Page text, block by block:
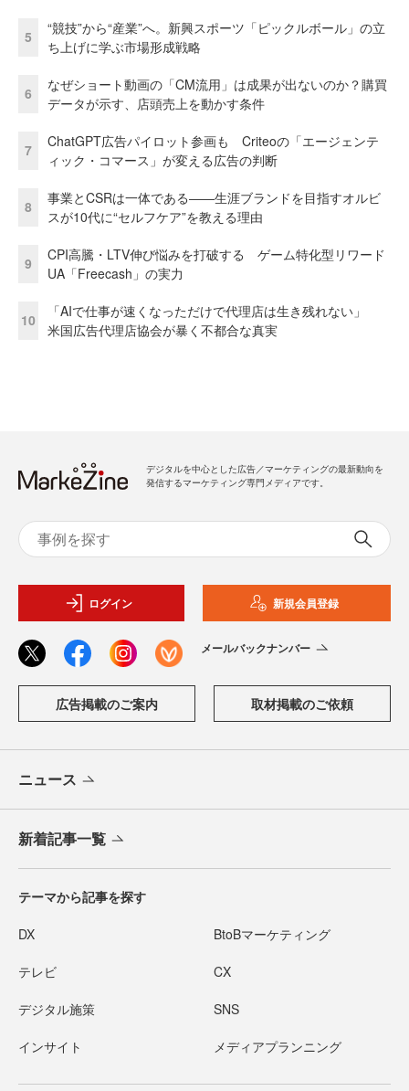
5
“競技”から“産業”へ。新興スポーツ「ピックルボール」の立
ち上げに学ぶ市場形成戦略
6
なぜショート動画の「CM流用」は成果が出ないのか？購買
データが示す、店頭売上を動かす条件
7
ChatGPT広告パイロット参画も Criteoの「エージェンテ
ィック・コマース」が変える広告の判断
8
事業とCSRは一体である――生涯ブランドを目指すオルビ
スが10代に“セルフケア”を教える理由
9
CPI高騰・LTV伸び悩みを打破する ゲーム特化型リワード
UA「Freecash」の実力
10
「AIで仕事が速くなっただけで代理店は生き残れない」
米国広告代理店協会が暴く不都合な真実
デジタルを中心とした広告／マーケティングの最新動向を
発信するマーケティング専門メディアです。
ログイン 新規会員登録
メールバックナンバー
広告掲載のご案内 取材掲載のご依頼
ニュース
新着記事一覧
テーマから記事を探す
DX BtoBマーケティング
テレビ CX
デジタル施策 SNS
インサイト メディアプランニング